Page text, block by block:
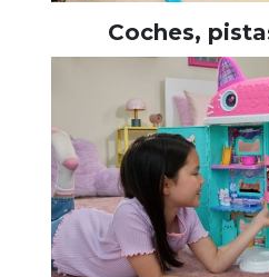
Coches,